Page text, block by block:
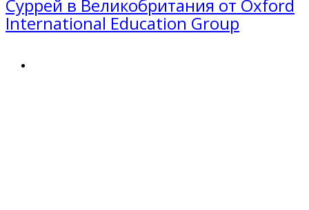
Суррей в Великобритания от Oxford
International Education Group